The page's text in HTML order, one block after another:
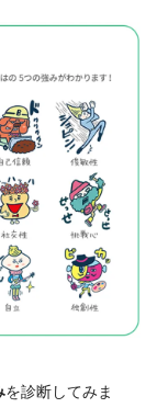
を診断してみま